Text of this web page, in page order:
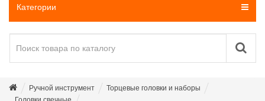
Категории
Ручной инструмент
Торцевые головки и наборы